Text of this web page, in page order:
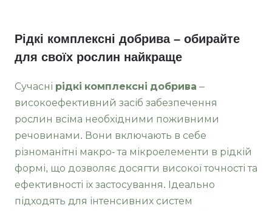
Рідкі комплексні добрива – обирайте
для своїх рослин найкраще
Сучасні рідкі комплексні добрива –
високоефективний засіб забезпечення
рослин всіма необхідними поживними
речовинами. Вони включають в себе
різноманітні макро- та мікроелементи в рідкій
формі, що дозволяє досягти високої точності та
ефективності їх застосування. Ідеально
підходять для інтенсивних систем